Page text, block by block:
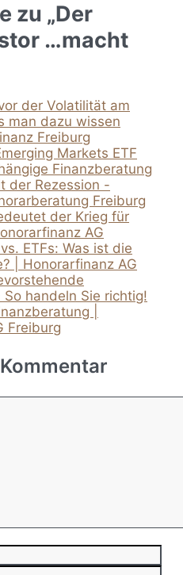
zu „Der
…macht
der Volatilität am
man dazu wissen
Freiburg
Markets ETF
Finanzberatung
der Rezession -
Freiburg
der Krieg für
AG
ETFs: Was ist die
| Honorarfinanz AG
handeln Sie richtig!
|
Freiburg